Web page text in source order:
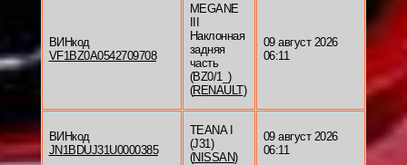
ВИНкод
VF1BZ0A0542709708
MEGANE
III
Наклонная
задняя
часть
(BZ0/1_)
(RENAULT)
09 август 2026
06:11
ВИНкод
JN1BDUJ31U0000385
TEANA I
(J31)
(NISSAN)
09 август 2026
06:11